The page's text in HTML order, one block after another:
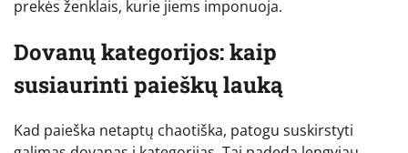
prekės ženklais, kurie jiems imponuoja.
Dovanų kategorijos: kaip
susiaurinti paieškų lauką
Kad paieška netaptų chaotiška, patogu suskirstyti